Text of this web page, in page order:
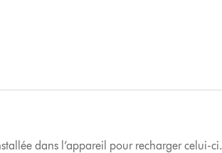
dans l’appareil pour recharger celui-ci.